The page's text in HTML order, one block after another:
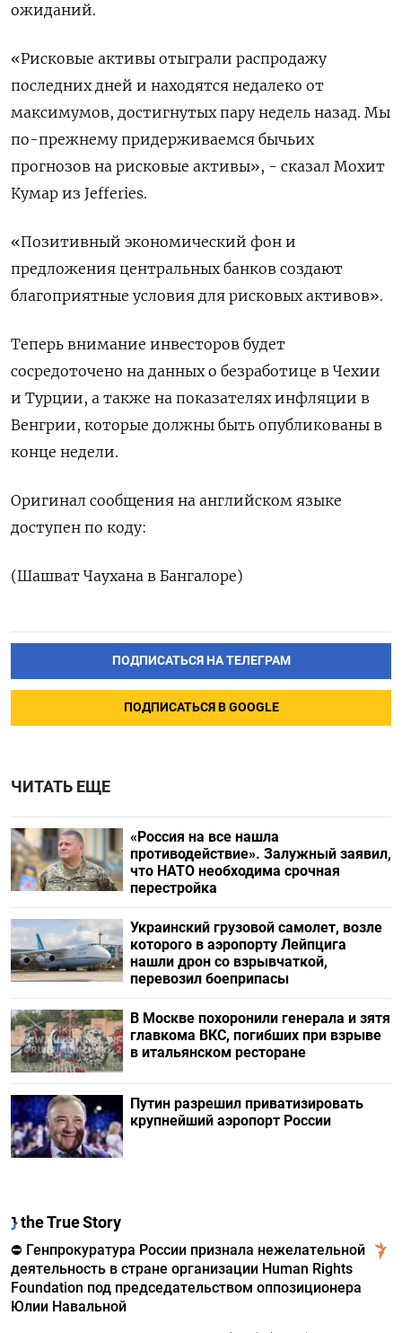
ожиданий.
«Рисковые активы отыграли распродажу
последних дней и находятся недалеко от
максимумов, достигнутых пару недель назад. Мы
по-прежнему придерживаемся бычьих
прогнозов на рисковые активы», - сказал Мохит
Кумар из Jefferies.
«Позитивный экономический фон и
предложения центральных банков создают
благоприятные условия для рисковых активов».
Теперь внимание инвесторов будет
сосредоточено на данных о безработице в Чехии
и Турции, а также на показателях инфляции в
Венгрии, которые должны быть опубликованы в
конце недели.
Оригинал сообщения на английском языке
доступен по коду:
(Шашват Чаухана в Бангалоре)
ПОДПИСАТЬСЯ НА ТЕЛЕГРАМ
ПОДПИСАТЬСЯ В GOOGLE
ЧИТАТЬ ЕЩЕ
«Россия на все нашла
противодействие». Залужный заявил,
что НАТО необходима срочная
перестройка
Украинский грузовой самолет, возле
которого в аэропорту Лейпцига
нашли дрон со взрывчаткой,
перевозил боеприпасы
В Москве похоронили генерала и зятя
главкома ВКС, погибших при взрыве
в итальянском ресторане
Путин разрешил приватизировать
крупнейший аэропорт России